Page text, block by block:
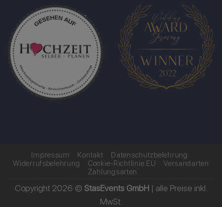
Impressum Kontakt
Datenschutzbelehrung
Widerrufsbelehrung
Cookie-Richtlinie EU
Versandarten
Zahlungsarten
Copyright 2026 © StasEvents GmbH | alle Preise inkl.
MwSt.